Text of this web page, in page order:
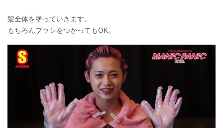
髪全体を塗っていきます。
もちろんブラシをつかってもOK。